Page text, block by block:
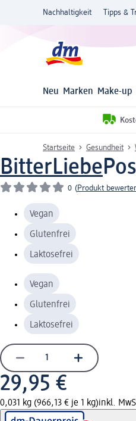
Nachhaltigkeit Tipps &
Neu Marken Make-up
Startseite Gesundheit
BitterLiebe
0 (Produkt
Vegan
Glutenfrei
Laktosefrei
Vegan
Glutenfrei
Laktosefrei
29,95 €
0,031 kg (966,13 € je 1 kg)inkl.